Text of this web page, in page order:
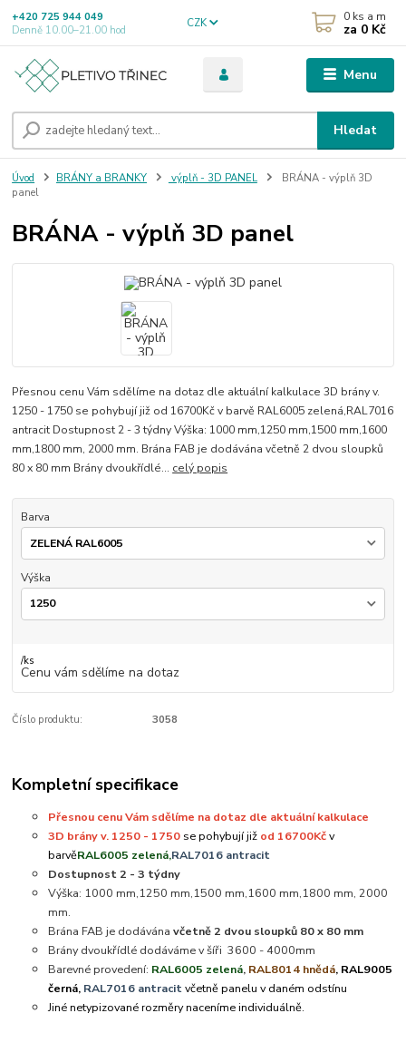
Menu
CZK
Hledat
+420 725 944 049
Denně 10.00–21.00 hod
0 ks a m
za 0 Kč
Úvod BRÁNY a BRANKY výplň - 3D PANEL
BRÁNA - výplň 3D
panel
BRÁNA - výplň 3D panel
Přesnou cenu Vám sdělíme na dotaz dle aktuální kalkulace 3D brány v.
1250 - 1750 se pohybují již od 16700Kč v barvě RAL6005 zelená,RAL7016
antracit Dostupnost 2 - 3 týdny Výška: 1000 mm,1250 mm,1500 mm,1600
mm,1800 mm, 2000 mm. Brána FAB je dodávána včetně 2 dvou sloupků
80 x 80 mm Brány dvoukřídlé... celý popis
Barva
Výška
/ks
Cenu vám sdělíme na dotaz
Číslo produktu: 3058
Kompletní specifikace
Přesnou cenu Vám sdělíme na dotaz dle aktuální kalkulace
3D brány v. 1250 - 1750 se pohybují již od 16700Kčv
barvěRAL6005 zelená,RAL7016 antracit
Dostupnost 2 - 3 týdny
Výška: 1000 mm,1250 mm,1500 mm,1600 mm,1800 mm, 2000
mm.
Brána FAB je dodávánavčetně 2 dvou sloupků 80 x 80 mm
Brány dvoukřídlé dodáváme v šíři 3600 - 4000mm
Barevné provedení: RAL6005 zelená, RAL8014 hnědá, RAL9005
černá, RAL7016 antracitvčetně panelu v daném odstínu
Jiné netypizované rozměry naceníme individuálně.